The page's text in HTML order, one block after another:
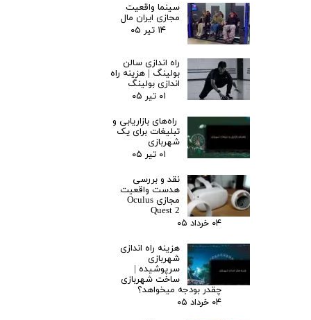
سینما واقعیت
مجازی ایران مال
۱۴ تیر ۰۵
راه اندازی سالن
بولینگ |‌ هزینه راه
اندازی بولینگ
۰۱ تیر ۰۵
راه‌های بازاریابی و
تبلیغات برای یک
شهربازی
۰۱ تیر ۰۵
نقد و بررسی
هدست واقعیت
مجازی Oculus
Quest 2
۰۴ خرداد ۰۵
هزینه راه اندازی
شهربازی
سرپوشیده |
ساخت شهربازی
چقدر بودجه میخواهد؟
۰۴ خرداد ۰۵